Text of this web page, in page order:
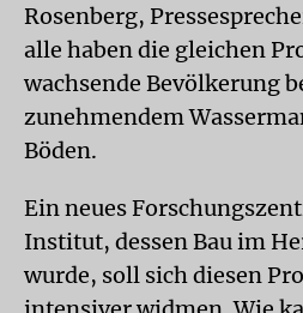
Rosenberg,
alle haben die gleichen
wachsende Bevölkerung
zunehmendem
Böden.
Ein neues
Institut, dessen Bau im
wurde, soll sich diesen